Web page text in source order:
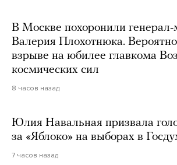
В Москве похоронили генерал-
Валерия Плохотнюка.
взрыве на юбилее главкома
космических сил
8 часов назад
Юлия Навальная призвала
за «Яблоко» на выборах в
7 часов назад